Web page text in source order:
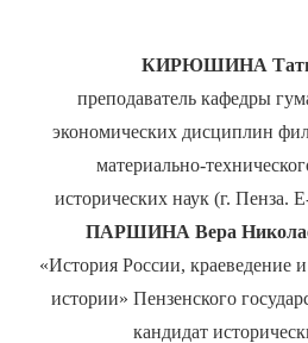
КИРЮШИНА
преподаватель кафедры
экономических дисциплин
материально-
исторических наук (г. Пенза.
ПАРШИНА Вера
«История России, краеведение
истории» Пензенского
кандидат